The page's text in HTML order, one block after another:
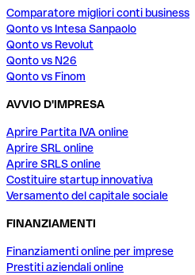
Comparatore migliori conti business
Qonto vs Intesa Sanpaolo
Qonto vs Revolut
Qonto vs N26
Qonto vs Finom
AVVIO D'IMPRESA
Aprire Partita IVA online
Aprire SRL online
Aprire SRLS online
Costituire startup innovativa
Versamento del capitale sociale
FINANZIAMENTI
Finanziamenti online per imprese
Prestiti aziendali online